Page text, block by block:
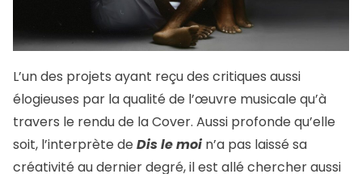
L’un des projets ayant reçu des critiques aussi
élogieuses par la qualité de l’œuvre musicale qu’à
travers le rendu de la Cover. Aussi profonde qu’elle
soit, l’interprète de Dis le moin’a pas laissé sa
créativité au dernier degré, il est allé chercher aussi